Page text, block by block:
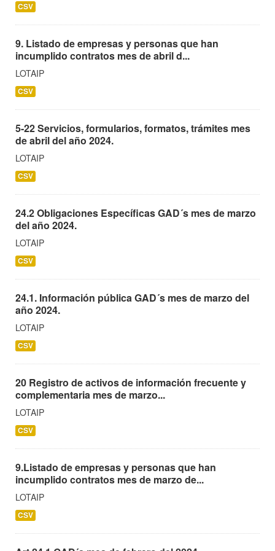
CSV
9. Listado de empresas y personas que han
incumplido contratos mes de abril d...
LOTAIP
CSV
5-22 Servicios, formularios, formatos, trámites mes
de abril del año 2024.
LOTAIP
CSV
24.2 Obligaciones Específicas GAD´s mes de marzo
del año 2024.
LOTAIP
CSV
24.1. Información pública GAD´s mes de marzo del
año 2024.
LOTAIP
CSV
20 Registro de activos de información frecuente y
complementaria mes de marzo...
LOTAIP
CSV
9.Listado de empresas y personas que han
incumplido contratos mes de marzo de...
LOTAIP
CSV